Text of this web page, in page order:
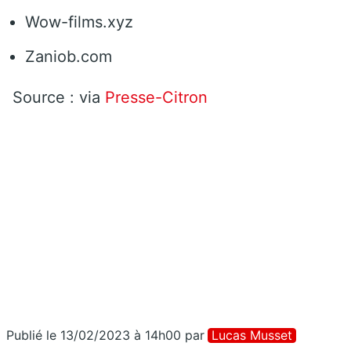
Wow-films.xyz
Zaniob.com
Source : via Presse-Citron
Publié le 13/02/2023 à 14h00 par Lucas Musset